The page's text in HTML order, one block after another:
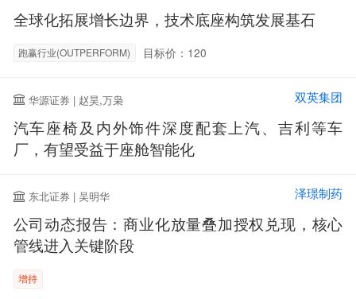
全球化拓展增长边界，技术底座构筑发展基石
跑赢行业(OUTPERFORM) 目标价：120
华源证券 | 赵昊,万枭 双英集团
汽车座椅及内外饰件深度配套上汽、吉利等车
厂，有望受益于座舱智能化
东北证券 | 吴明华 泽璟制药
公司动态报告：商业化放量叠加授权兑现，核心
管线进入关键阶段
增持